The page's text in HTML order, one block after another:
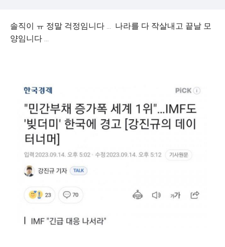
게
게
솔직이 ㅠ 정말 걱정임니다 ... 나라를 다 작살내고 끝날 모
양임니다 ...